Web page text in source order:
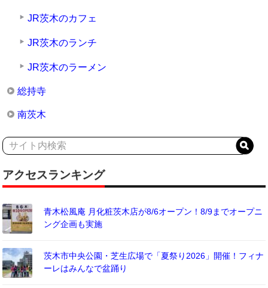
JR茨木のカフェ
JR茨木のランチ
JR茨木のラーメン
総持寺
南茨木
アクセスランキング
青木松風庵 月化粧茨木店が8/6オープン！8/9までオープニ
ング企画も実施
茨木市中央公園・芝生広場で「夏祭り2026」開催！フィナ
ーレはみんなで盆踊り